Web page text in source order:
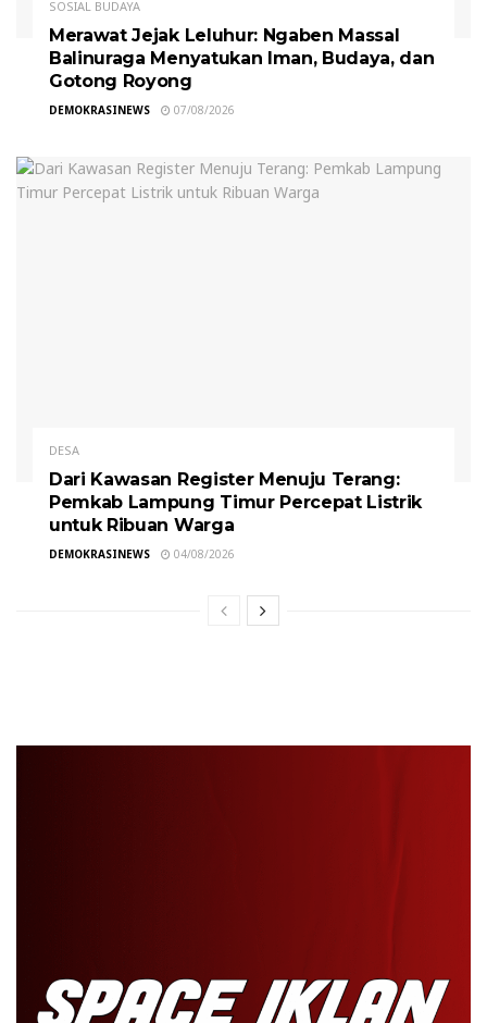
SOSIAL BUDAYA
Merawat Jejak Leluhur: Ngaben Massal
Balinuraga Menyatukan Iman, Budaya, dan
Gotong Royong
DEMOKRASINEWS 07/08/2026
DESA
Dari Kawasan Register Menuju Terang:
Pemkab Lampung Timur Percepat Listrik
untuk Ribuan Warga
DEMOKRASINEWS 04/08/2026